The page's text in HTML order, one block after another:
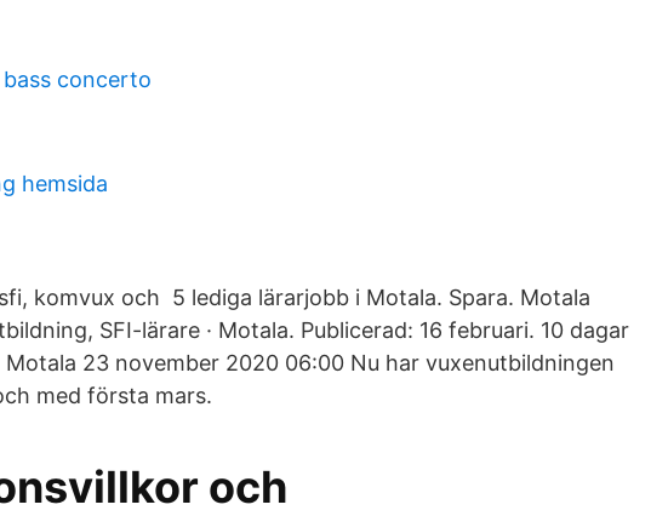
concerto
hemsida
komvux och 5 lediga lärarjobb i Motala. Spara. Motala
SFI-lärare · Motala. Publicerad: 16 februari. 10 dagar
23 november 2020 06:00 Nu har vuxenutbildningen
med första mars.
och